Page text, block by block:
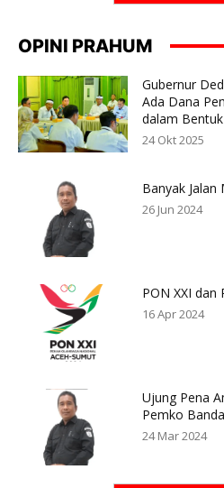
OPINI PRAHUM
Gubernur
Ada Dana
dalam
24 Okt 2025
Banyak Jalan
26 Jun 2024
PON XXI dan
16 Apr 2024
Ujung Pena
Pemko
24 Mar 2024